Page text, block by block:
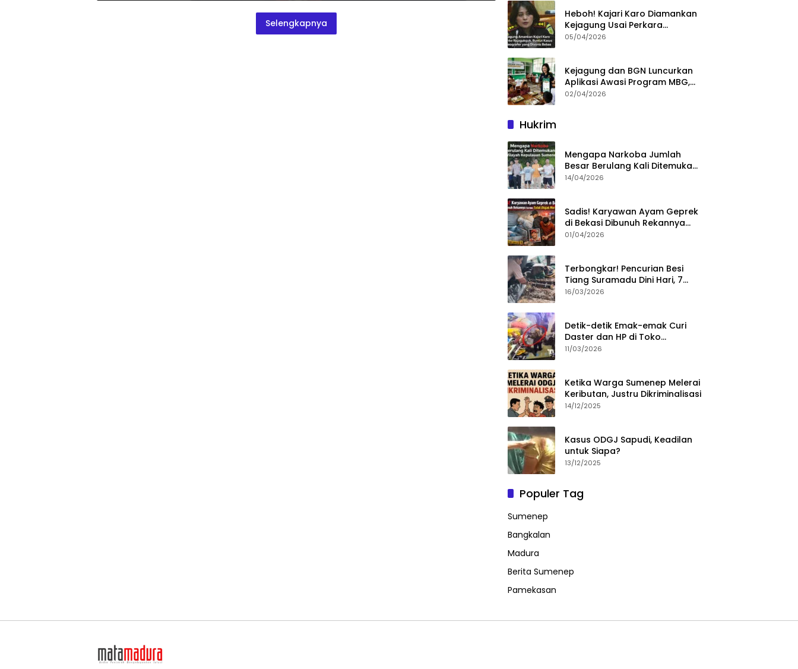
Selengkapnya
Heboh! Kajari Karo Diamankan
Kejagung Usai Perkara
Videografer Divonis Bebas
05/04/2026
Kejagung dan BGN Luncurkan
Aplikasi Awasi Program MBG,
Begini Cara Lapornya
02/04/2026
Hukrim
Mengapa Narkoba Jumlah
Besar Berulang Kali Ditemukan
di Wilayah Kepulauan
14/04/2026
Sadis! Karyawan Ayam Geprek
di Bekasi Dibunuh Rekannya
karena Tolak Diajak Merampok
01/04/2026
Terbongkar! Pencurian Besi
Tiang Suramadu Dini Hari, 7
ABK Ditangkap Polisi
16/03/2026
Detik-detik Emak-emak Curi
Daster dan HP di Toko
Sumenep, Aksi Terekam CCTV
11/03/2026
Ketika Warga Sumenep Melerai
Keributan, Justru Dikriminalisasi
14/12/2025
Kasus ODGJ Sapudi, Keadilan
untuk Siapa?
13/12/2025
Populer Tag
Sumenep
Bangkalan
Madura
Berita Sumenep
Pamekasan